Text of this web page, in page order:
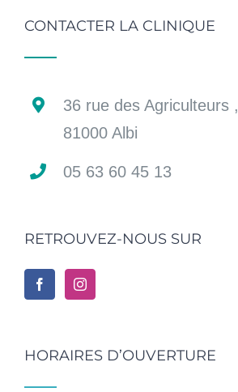
CONTACTER LA CLINIQUE
36 rue des Agriculteurs ,
81000 Albi
05 63 60 45 13
RETROUVEZ-NOUS SUR
HORAIRES D’OUVERTURE